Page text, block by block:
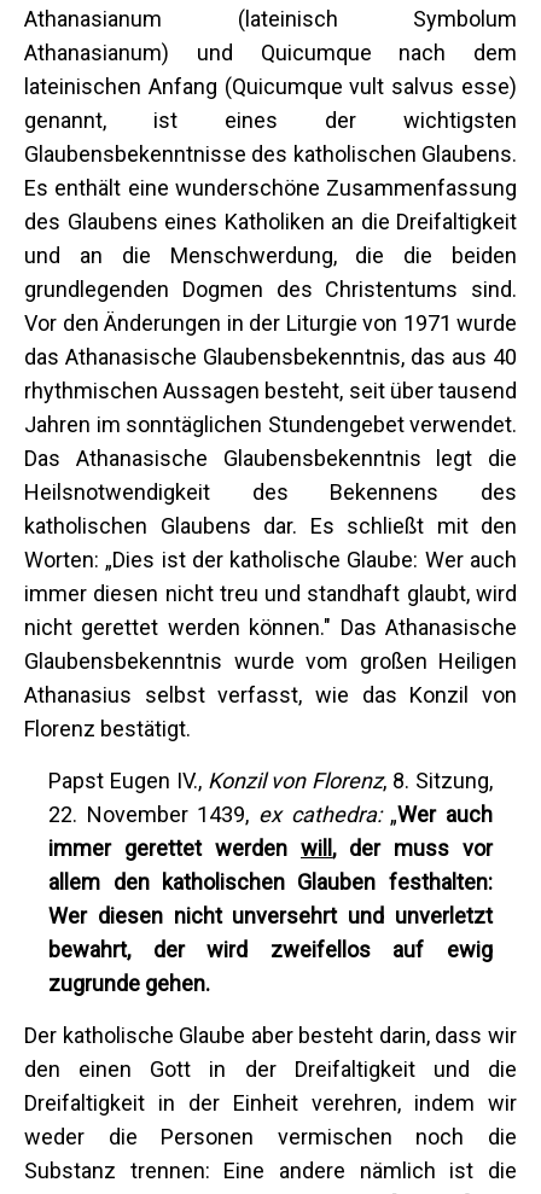
Athanasianum (lateinisch Symbolum
Athanasianum) und Quicumque nach dem
lateinischen Anfang (Quicumque vult salvus esse)
genannt, ist eines der wichtigsten
Glaubensbekenntnisse des katholischen Glaubens.
Es enthält eine wunderschöne Zusammenfassung
des Glaubens eines Katholiken an die Dreifaltigkeit
und an die Menschwerdung, die die beiden
grundlegenden Dogmen des Christentums sind.
Vor den Änderungen in der Liturgie von 1971 wurde
das Athanasische Glaubensbekenntnis, das aus 40
rhythmischen Aussagen besteht, seit über tausend
Jahren im sonntäglichen Stundengebet verwendet.
Das Athanasische Glaubensbekenntnis legt die
Heilsnotwendigkeit des Bekennens des
katholischen Glaubens dar. Es schließt mit den
Worten: „Dies ist der katholische Glaube: Wer auch
immer diesen nicht treu und standhaft glaubt, wird
nicht gerettet werden können." Das Athanasische
Glaubensbekenntnis wurde vom großen Heiligen
Athanasius selbst verfasst, wie das Konzil von
Florenz bestätigt.
Papst Eugen IV., Konzil von Florenz, 8. Sitzung,
22. November 1439, ex cathedra: „Wer auch
immer gerettet werden will , der muss vor
allem den katholischen Glauben festhalten:
Wer diesen nicht unversehrt und unverletzt
bewahrt, der wird zweifellos auf ewig
zugrunde gehen.
Der katholische Glaube aber besteht darin, dass wir
den einen Gott in der Dreifaltigkeit und die
Dreifaltigkeit in der Einheit verehren, indem wir
weder die Personen vermischen noch die
Substanz trennen: Eine andere nämlich ist die